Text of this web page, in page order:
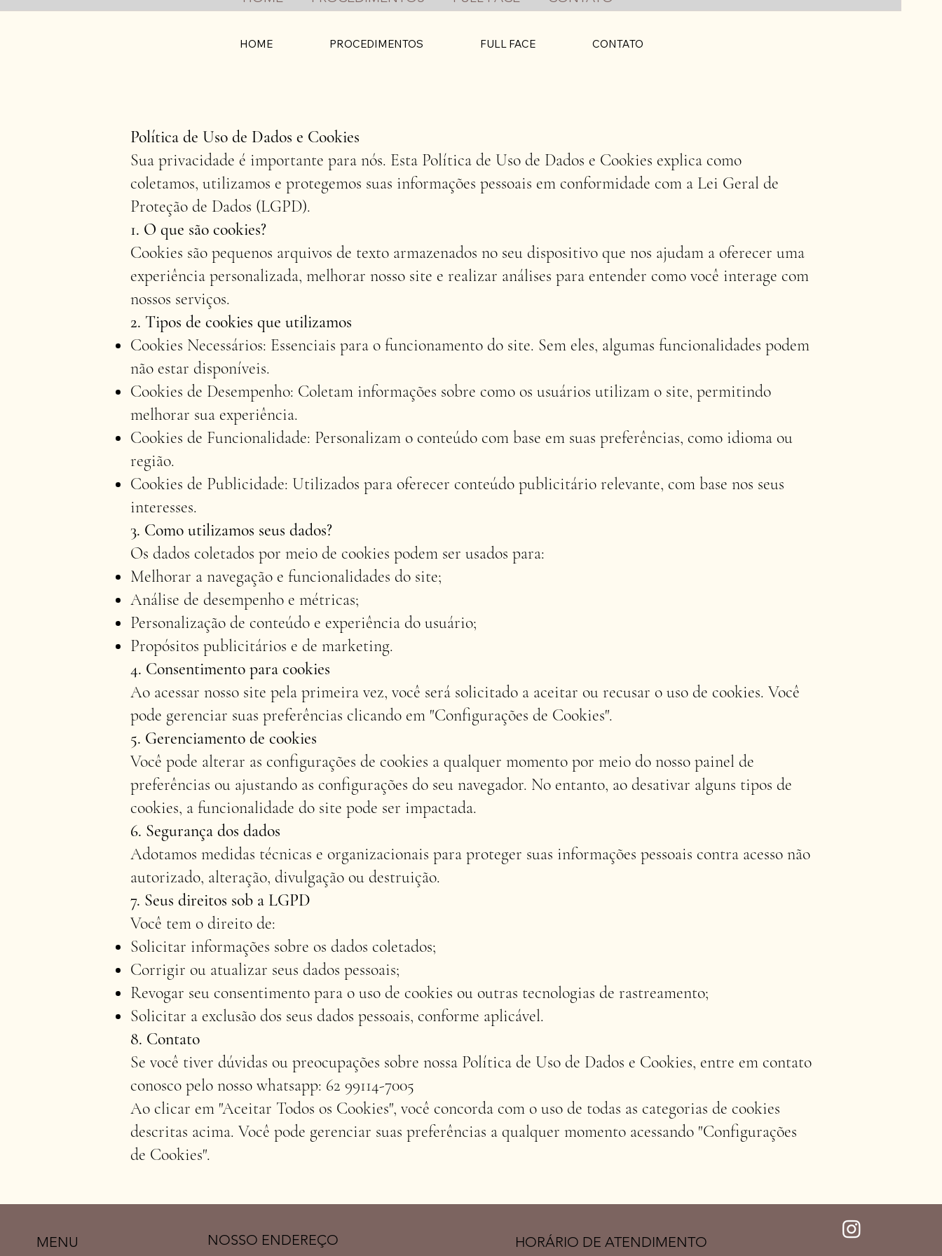
HOME PROCEDIMENTOS FULL FACE CONTATO
Política de Uso de Dados e Cookies
Sua privacidade é importante para nós. Esta Política de Uso de Dados e Cookies explica como
coletamos, utilizamos e protegemos suas informações pessoais em conformidade com a Lei Geral de
Proteção de Dados (LGPD).
1. O que são cookies?
Cookies são pequenos arquivos de texto armazenados no seu dispositivo que nos ajudam a oferecer uma
experiência personalizada, melhorar nosso site e realizar análises para entender como você interage com
nossos serviços.
2. Tipos de cookies que utilizamos
Cookies Necessários: Essenciais para o funcionamento do site. Sem eles, algumas funcionalidades podem
não estar disponíveis.
Cookies de Desempenho: Coletam informações sobre como os usuários utilizam o site, permitindo
melhorar sua experiência.
Cookies de Funcionalidade: Personalizam o conteúdo com base em suas preferências, como idioma ou
região.
Cookies de Publicidade: Utilizados para oferecer conteúdo publicitário relevante, com base nos seus
interesses.
3. Como utilizamos seus dados?
Os dados coletados por meio de cookies podem ser usados para:
Melhorar a navegação e funcionalidades do site;
Análise de desempenho e métricas;
Personalização de conteúdo e experiência do usuário;
Propósitos publicitários e de marketing.
4. Consentimento para cookies
Ao acessar nosso site pela primeira vez, você será solicitado a aceitar ou recusar o uso de cookies. Você
pode gerenciar suas preferências clicando em "Configurações de Cookies".
5. Gerenciamento de cookies
Você pode alterar as configurações de cookies a qualquer momento por meio do nosso painel de
preferências ou ajustando as configurações do seu navegador. No entanto, ao desativar alguns tipos de
cookies, a funcionalidade do site pode ser impactada.
6. Segurança dos dados
Adotamos medidas técnicas e organizacionais para proteger suas informações pessoais contra acesso não
autorizado, alteração, divulgação ou destruição.
7. Seus direitos sob a LGPD
Você tem o direito de:
Solicitar informações sobre os dados coletados;
Corrigir ou atualizar seus dados pessoais;
Revogar seu consentimento para o uso de cookies ou outras tecnologias de rastreamento;
Solicitar a exclusão dos seus dados pessoais, conforme aplicável.
8. Contato
Se você tiver dúvidas ou preocupações sobre nossa Política de Uso de Dados e Cookies, entre em contato
conosco pelo nosso whatsapp: 62 99114-7005
Ao clicar em "Aceitar Todos os Cookies", você concorda com o uso de todas as categorias de cookies
descritas acima. Você pode gerenciar suas preferências a qualquer momento acessando "Configurações
de Cookies".
MENU NOSSO ENDEREÇO HORÁRIO DE ATENDIMENTO